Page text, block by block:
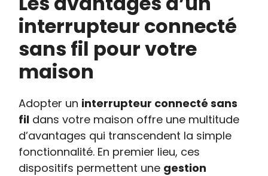
interrupteur connecté
sans fil pour votre
maison
Adopter un interrupteur connecté sans
fil dans votre maison offre une multitude
d’avantages qui transcendent la simple
fonctionnalité. En premier lieu, ces
dispositifs permettent une gestion